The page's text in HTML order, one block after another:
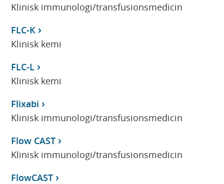
Klinisk immunologi/transfusionsmedicin
FLC-K
Klinisk kemi
FLC-L
Klinisk kemi
Flixabi
Klinisk immunologi/transfusionsmedicin
Flow CAST
Klinisk immunologi/transfusionsmedicin
FlowCAST